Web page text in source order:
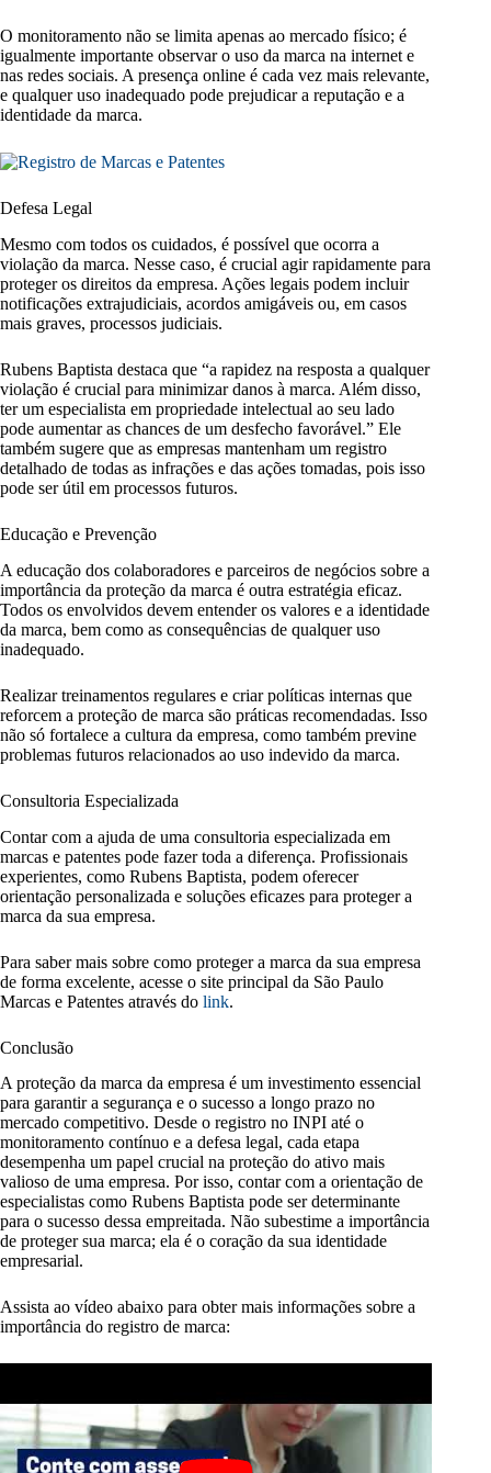
O monitoramento não se limita apenas ao mercado físico; é
igualmente importante observar o uso da marca na internet e
nas redes sociais. A presença online é cada vez mais relevante,
e qualquer uso inadequado pode prejudicar a reputação e a
identidade da marca.
Defesa Legal
Mesmo com todos os cuidados, é possível que ocorra a
violação da marca. Nesse caso, é crucial agir rapidamente para
proteger os direitos da empresa. Ações legais podem incluir
notificações extrajudiciais, acordos amigáveis ou, em casos
mais graves, processos judiciais.
Rubens Baptista destaca que “a rapidez na resposta a qualquer
violação é crucial para minimizar danos à marca. Além disso,
ter um especialista em propriedade intelectual ao seu lado
pode aumentar as chances de um desfecho favorável.” Ele
também sugere que as empresas mantenham um registro
detalhado de todas as infrações e das ações tomadas, pois isso
pode ser útil em processos futuros.
Educação e Prevenção
A educação dos colaboradores e parceiros de negócios sobre a
importância da proteção da marca é outra estratégia eficaz.
Todos os envolvidos devem entender os valores e a identidade
da marca, bem como as consequências de qualquer uso
inadequado.
Realizar treinamentos regulares e criar políticas internas que
reforcem a proteção de marca são práticas recomendadas. Isso
não só fortalece a cultura da empresa, como também previne
problemas futuros relacionados ao uso indevido da marca.
Consultoria Especializada
Contar com a ajuda de uma consultoria especializada em
marcas e patentes pode fazer toda a diferença. Profissionais
experientes, como Rubens Baptista, podem oferecer
orientação personalizada e soluções eficazes para proteger a
marca da sua empresa.
Para saber mais sobre como proteger a marca da sua empresa
de forma excelente, acesse o site principal da São Paulo
Marcas e Patentes através do link.
Conclusão
A proteção da marca da empresa é um investimento essencial
para garantir a segurança e o sucesso a longo prazo no
mercado competitivo. Desde o registro no INPI até o
monitoramento contínuo e a defesa legal, cada etapa
desempenha um papel crucial na proteção do ativo mais
valioso de uma empresa. Por isso, contar com a orientação de
especialistas como Rubens Baptista pode ser determinante
para o sucesso dessa empreitada. Não subestime a importância
de proteger sua marca; ela é o coração da sua identidade
empresarial.
Assista ao vídeo abaixo para obter mais informações sobre a
importância do registro de marca: